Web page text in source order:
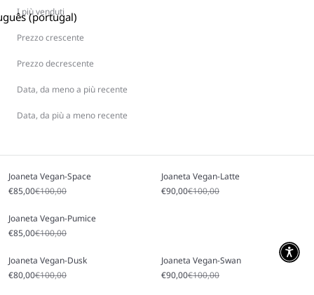
(portugal)
comodità e valori. Indossale e porta con te sneakers che parlano di
stile… e di te.
I più venduti
Prezzo crescente
Prezzo decrescente
Data, da meno a più recente
Data, da più a meno recente
Joaneta Vegan-Space
Prezzo scontato
€85,00Prezzo
€100,00
Joaneta Vegan-Latte
Prezzo scontato
€90,00Prezzo
€100,00
Joaneta Vegan-Pumice
Prezzo scontato
€85,00Prezzo
€100,00
Joaneta Vegan-Dusk
Prezzo scontato
€80,00Prezzo
€100,00
Joaneta Vegan-Swan
Prezzo scontato
€90,00Prezzo
€100,00